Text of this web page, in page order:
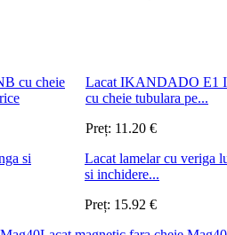
Lacat IKANDADO E1
cu cheie tubulara pe...
Preț: 11.20 €
Lacat lamelar cu veriga
si inchidere...
Preț: 15.92 €